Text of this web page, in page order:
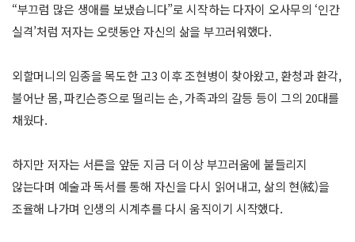
“부끄럼 많은 생애를 보냈습니다”로 시작하는 다자이 오사무의 ‘인간
실격’처럼 저자는 오랫동안 자신의 삶을 부끄러워했다.
외할머니의 임종을 목도한 고3 이후 조현병이 찾아왔고, 환청과 환각,
불어난 몸, 파킨슨증으로 떨리는 손, 가족과의 갈등 등이 그의 20대를
채웠다.
하지만 저자는 서른을 앞둔 지금 더 이상 부끄러움에 붙들리지
않는다며 예술과 독서를 통해 자신을 다시 읽어내고, 삶의 현(絃)을
조율해 나가며 인생의 시계추를 다시 움직이기 시작했다.